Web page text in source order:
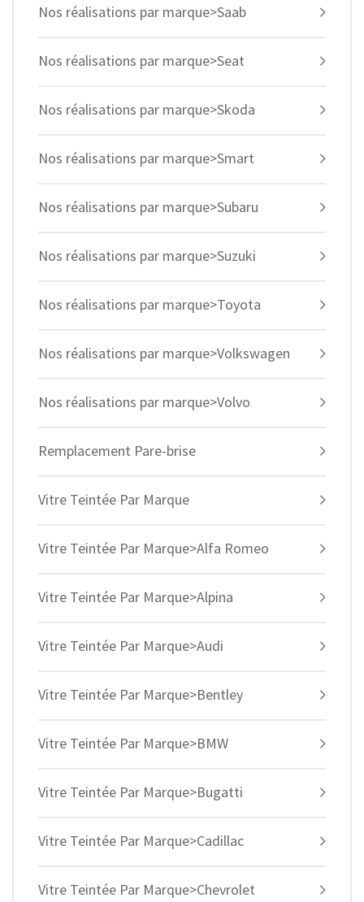
Nos réalisations par marque>Saab
Nos réalisations par marque>Seat
Nos réalisations par marque>Skoda
Nos réalisations par marque>Smart
Nos réalisations par marque>Subaru
Nos réalisations par marque>Suzuki
Nos réalisations par marque>Toyota
Nos réalisations par marque>Volkswagen
Nos réalisations par marque>Volvo
Remplacement Pare-brise
Vitre Teintée Par Marque
Vitre Teintée Par Marque>Alfa Romeo
Vitre Teintée Par Marque>Alpina
Vitre Teintée Par Marque>Audi
Vitre Teintée Par Marque>Bentley
Vitre Teintée Par Marque>BMW
Vitre Teintée Par Marque>Bugatti
Vitre Teintée Par Marque>Cadillac
Vitre Teintée Par Marque>Chevrolet